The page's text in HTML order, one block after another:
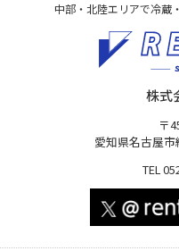
中部・北陸エリアで冷蔵
株式
〒
愛知県名古屋
TEL